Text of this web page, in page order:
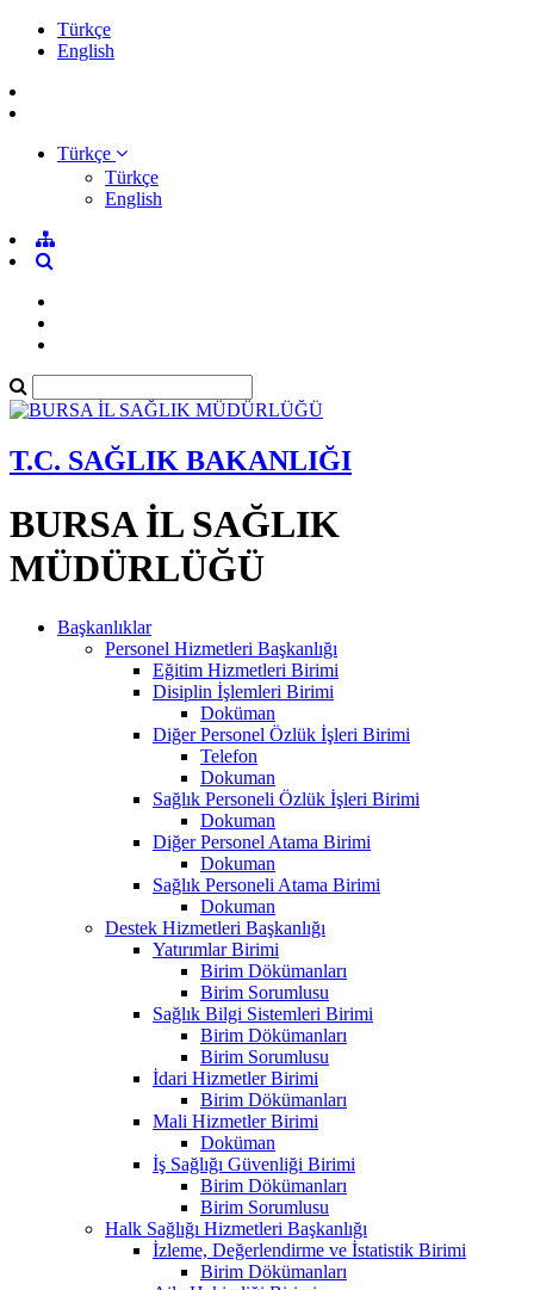
Türkçe
English
Türkçe
Türkçe
English
T.C. SAĞLIK BAKANLIĞI
BURSA İL SAĞLIK
MÜDÜRLÜĞÜ
Başkanlıklar
Personel Hizmetleri Başkanlığı
Eğitim Hizmetleri Birimi
Disiplin İşlemleri Birimi
Doküman
Diğer Personel Özlük İşleri Birimi
Telefon
Dokuman
Sağlık Personeli Özlük İşleri Birimi
Dokuman
Diğer Personel Atama Birimi
Dokuman
Sağlık Personeli Atama Birimi
Dokuman
Destek Hizmetleri Başkanlığı
Yatırımlar Birimi
Birim Dökümanları
Birim Sorumlusu
Sağlık Bilgi Sistemleri Birimi
Birim Dökümanları
Birim Sorumlusu
İdari Hizmetler Birimi
Birim Dökümanları
Mali Hizmetler Birimi
Doküman
İş Sağlığı Güvenliği Birimi
Birim Dökümanları
Birim Sorumlusu
Halk Sağlığı Hizmetleri Başkanlığı
İzleme, Değerlendirme ve İstatistik Birimi
Birim Dökümanları